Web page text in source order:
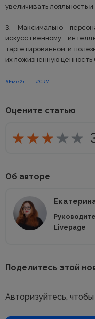
увеличивать лояльность
3. Максимально
искусственному
таргетированной и
их пожизненную ценность
#Емейл #CRM
Оцените статью
Об авторе
Livepage
Поделитесь этой
Авторизуйтесь,